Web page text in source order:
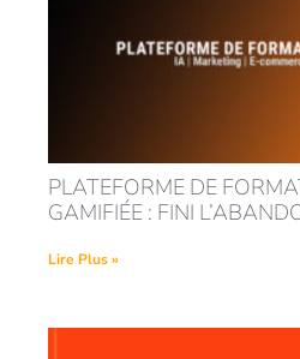
PLATEFORME DE
GAMIFIÉE : FINI
Lire Plus »